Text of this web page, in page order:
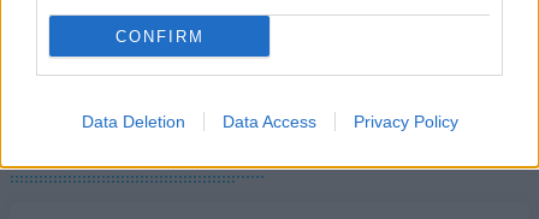
CONFIRM
Data Deletion Data Access Privacy Policy